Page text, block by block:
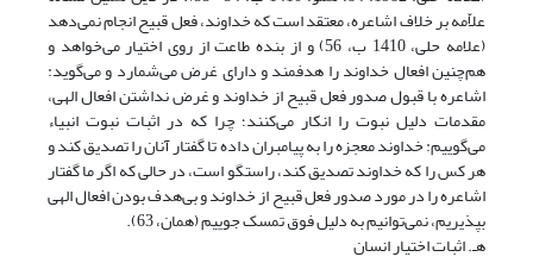
علاّمه بر خلاف اشاعره، معتقد است که خداوند، فعل قبیح انجام نمی‌دهد
(علامه حلی، 1410 ب، 56) و از بنده طاعت از روی اختیار می‌خواهد و
هم‌چنین افعال خداوند را هدفمند و دارای غرض می‌شمارد و می‌گوید:
اشاعره با قبول صدور فعل قبیح از خداوند و غرض نداشتن افعال الهی،
مقدمات دلیل نبوت را انکار می‌کنند؛ چرا که در اثبات نبوت انبیاء
می‌گوییم: خداوند معجزه را به پیامبران داده تا گفتار آنان را تصدیق کند و
هر کس را که خداوند تصدیق کند، راستگو است، در حالی که اگر ما گفتار
اشاعره را در مورد صدور فعل قبیح از خداوند و بی‌هدف بودن افعال الهی
بپذیریم، نمی‌توانیم به دلیل فوق تمسک جوییم (همان، 63).
هـ. اثبات اختیار انسان